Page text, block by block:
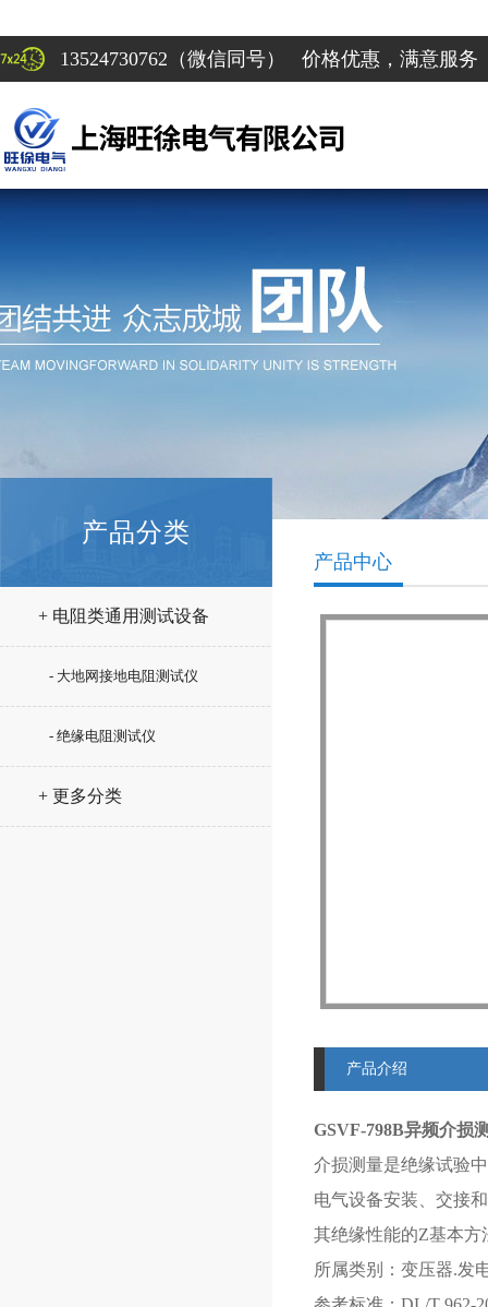
13524730762（微信同号） 价格优惠，满意服务
产品分类
+ 电阻类通用测试设备
- 大地网接地电阻测试仪
- 绝缘电阻测试仪
+ 更多分类
产品中心
产品介绍
GSVF-798B异频介损
介损测量是绝缘试验
电气设备安装、交接
其绝缘性能的Z基本方
所属类别：变压器.发